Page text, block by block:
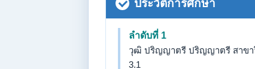
ประวัติการศึกษา
ลำดับที่ 1
วุฒิ ปริญญาตรี ปริญญาตรี สาขาวิ
3.1